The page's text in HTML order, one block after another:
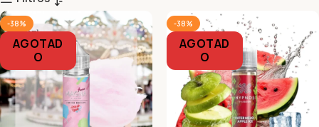
-38%
AGOTAD
O
-38%
AGOTAD
O